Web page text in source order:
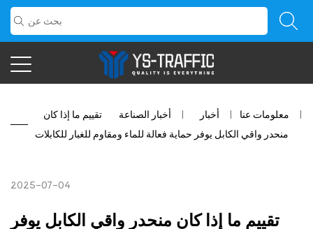
معلومات عنا أخبار أخبار الصناعة تقييم ما إذا كان
منحدر واقي الكابل يوفر حماية فعالة للماء ومقاوم للغبار للكابلات
2025-07-04
تقييم ما إذا كان منحدر واقي الكابل يوفر